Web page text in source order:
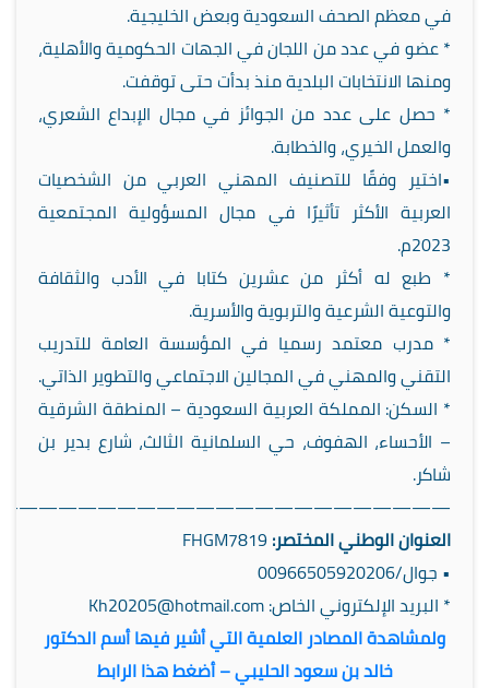
في معظم الصحف السعودية وبعض الخليجية.
* عضو في عدد من اللجان في الجهات الحكومية والأهلية،
ومنها الانتخابات البلدية منذ بدأت حتى توقفت.
* حصل على عدد من الجوائز في مجال الإبداع الشعري،
والعمل الخيري، والخطابة.
•اختير وفقًا للتصنيف المهني العربي من الشخصيات
العربية الأكثر تأثيرًا في مجال المسؤولية المجتمعية
2023م.
* طبع له أكثر من عشرين كتابا في الأدب والثقافة
والتوعية الشرعية والتربوية والأسرية.
* مدرب معتمد رسميا في المؤسسة العامة للتدريب
التقني والمهني في المجالين الاجتماعي والتطوير الذاتي.
* السكن: المملكة العربية السعودية – المنطقة الشرقية
– الأحساء، الهفوف، حي السلمانية الثالث، شارع بدير بن
شاكر.
العنوان الوطني المختصر:FHGM7819
•⁠ جوال/00966505920206
* البريد الإلكتروني الخاص: Kh20205@hotmail.com
ولمشاهدة المصادر العلمية التي أشير فيها أسم الدكتور
خالد بن سعود الحليبي – أضغط هذا الرابط